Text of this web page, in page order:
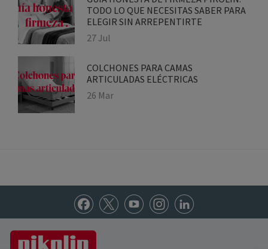
30 Jul
GUÍA HONESTA DE FIRMEZA PIKOLIN:
TODO LO QUE NECESITAS SABER
27 Jul
COLCHONES PARA CAMAS